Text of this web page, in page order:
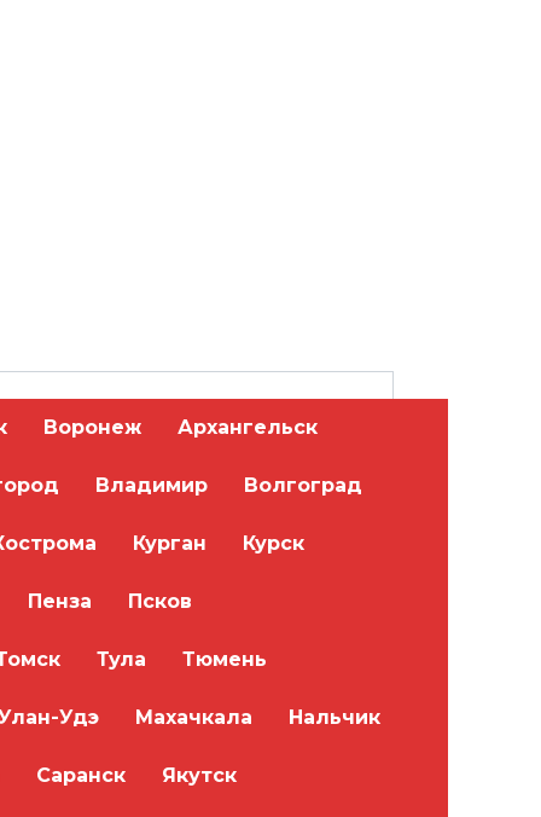
Воронеж Архангельск
Владимир Волгоград
Курган Курск
Пенза Псков
Тула Тюмень
Удэ Махачкала Нальчик
Саранск Якутск